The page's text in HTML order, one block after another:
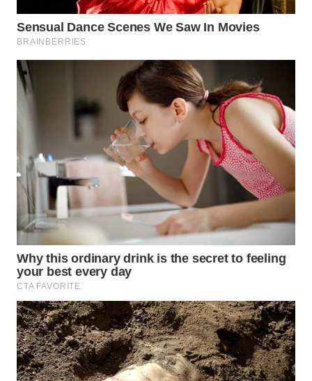
PLN
WATCH
MKLI
KOPEKLIN
PORTAL
KONSUMEN
FORWAMKI
ALPERKLINAS
FORJASIDA
TAMBANG